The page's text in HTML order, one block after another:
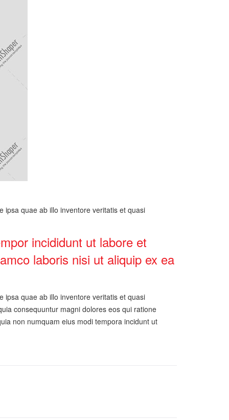
ipsa quae ab illo inventore veritatis et quasi
incididunt ut labore et
laboris nisi ut aliquip ex ea
ipsa quae ab illo inventore veritatis et quasi
consequuntur magni dolores eos qui ratione
non numquam eius modi tempora incidunt ut